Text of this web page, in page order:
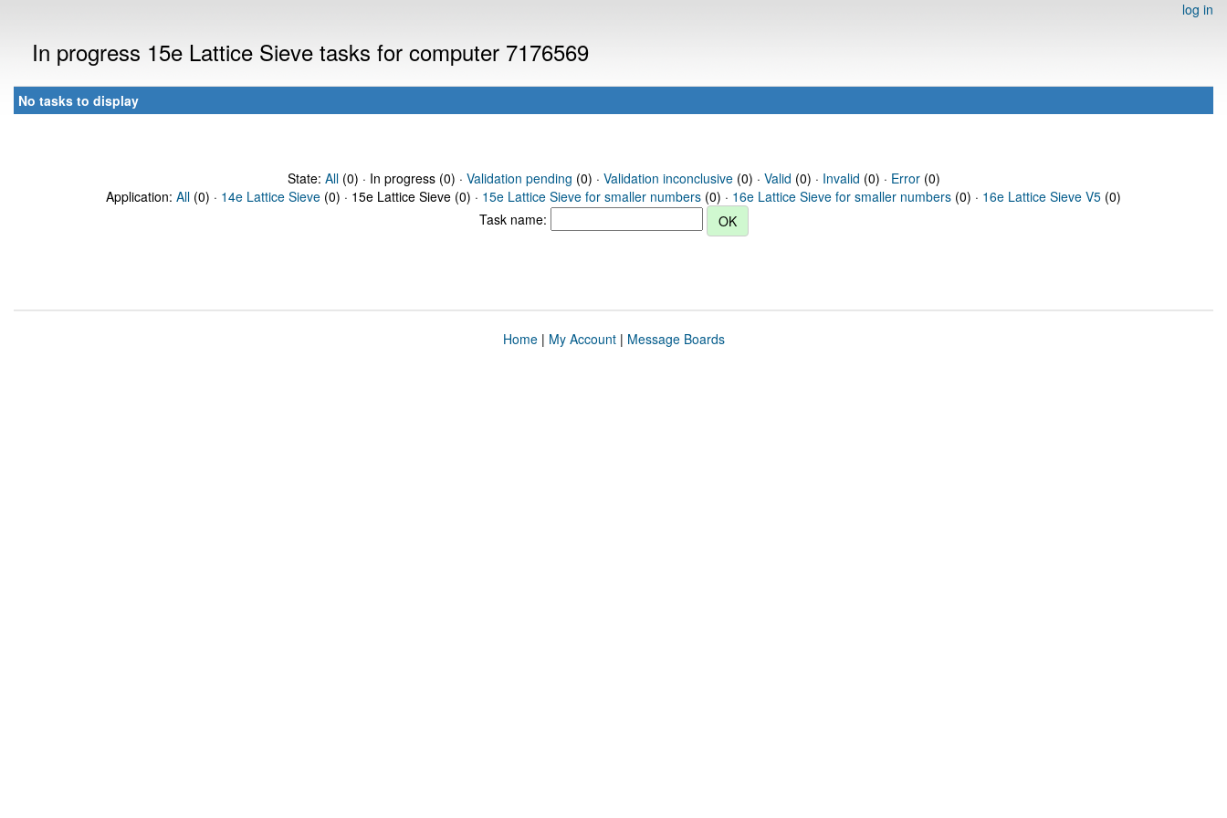
log in
In progress 15e Lattice Sieve tasks for computer 7176569
No tasks to display
State: All(0) · In progress (0) · Validation pending (0) · Validation inconclusive(0) · Valid (0) · Invalid (0) · Error(0)
Application: All (0) · 14e Lattice Sieve (0) · 15e Lattice Sieve (0) · 15e Lattice Sieve for smaller numbers (0) · 16e Lattice Sieve for smaller numbers (0) · 16e Lattice Sieve V5 (0)
Task name:
Home| My Account| Message Boards